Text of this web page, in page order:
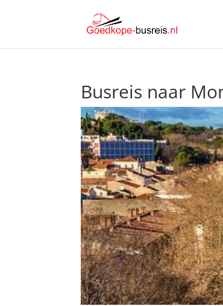
Busreis naar